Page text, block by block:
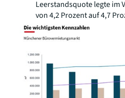
Leerstandsquote legte im
von 4,2 Prozent auf 4,7